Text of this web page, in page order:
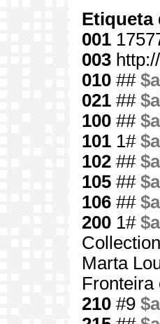
Etiqueta
001
003
010 ## $a
021 ## $a
100 ## $a
101 1# $a
102 ## $a
105 ## $a
106 ## $a
200 1# $a
Marta
Fronteira
210 #9 $a